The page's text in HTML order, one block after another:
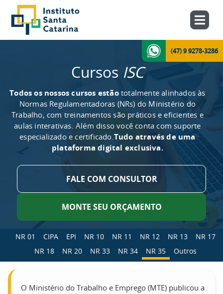
(47) 9 9278-3286
Cursos ISC
Todos os nossos cursos estãototalmente alinhados às
Normas Regulamentadoras (NRs) do Ministério do
Trabalho, com treinamentos são práticos e eficientes e
aulas interativas. Além disso você conta com suporte
especializado e certificado.Tudo através de uma
plataforma digital exclusiva.
FALE COM CONSULTOR
MONTE SEU ORÇAMENTO
NR 01 CIPA EPI NR 10 NR 11 NR 12 NR 13
NR 17
NR 18
NR 20 NR 33 NR 34 NR 35 Outros
O Ministério do Trabalho e Emprego (MTE) publicou a